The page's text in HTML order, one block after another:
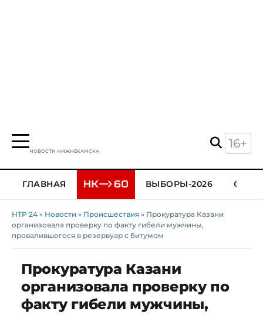
НОВОСТИ НИЖНЕКАМСКА
16+
ГЛАВНАЯ ВЫБОРЫ-2026
НТР 24 » Новости » Происшествия » Прокуратура Казани
организовала проверку по факту гибели мужчины,
провалившегося в резервуар с битумом
Прокуратура Казани
организовала проверку по
факту гибели мужчины,